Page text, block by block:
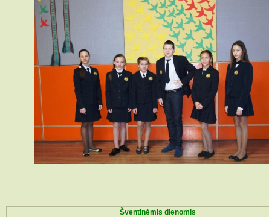
Šventinėmis dienomis